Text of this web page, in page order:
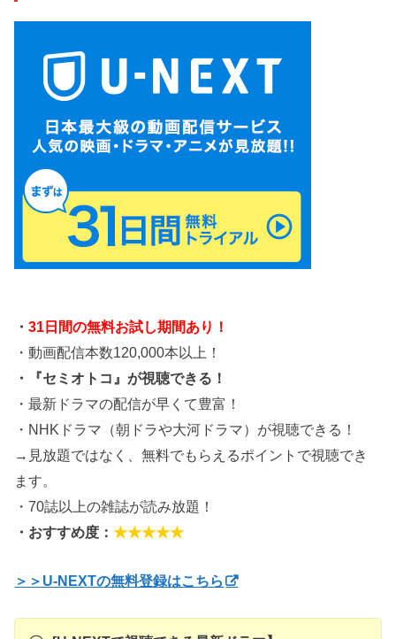
・31日間の無料お試し期間あり！
・動画配信本数120,000本以上！
・『セミオトコ』が視聴できる！
・最新ドラマの配信が早くて豊富！
・NHKドラマ（朝ドラや大河ドラマ）が視聴できる！
→見放題ではなく、無料でもらえるポイントで視聴でき
ます。
・70誌以上の雑誌が読み放題！
・おすすめ度：★★★★★
＞＞U-NEXTの無料登録はこちら